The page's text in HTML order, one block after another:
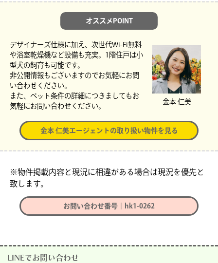
オススメPOINT
デザイナーズ仕様に加え、次世代Wi-Fi無料
や浴室乾燥機など設備も充実。1階住戸は小
型犬の飼育も可能です。
非公開情報もございますのでお気軽にお問
い合わせください。
また、ペット条件の詳細につきましてもお
気軽にお問い合わせください。
金本 仁美
金本 仁美エージェントの取り扱い物件を見る
※物件掲載内容と現況に相違がある場合は現況を優先と
致します。
お問い合わせ番号｜hk1-0262
LINEでお問い合わせ